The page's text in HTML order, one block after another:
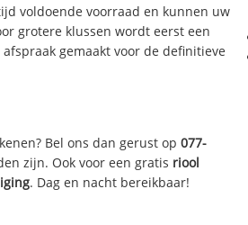
voldoende voorraad en kunnen uw
grotere klussen wordt eerst een
gemaakt voor de definitieve
Bel ons dan gerust op077-
zijn. Ook voor een gratis riool
. Dag en nacht bereikbaar!